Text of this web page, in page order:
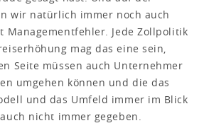
wir natürlich immer noch auch
Managementfehler. Jede Zollpolitik
mag das eine sein,
Seite müssen auch Unternehmer
umgehen können und die das
und das Umfeld immer im Blick
nicht immer gegeben.